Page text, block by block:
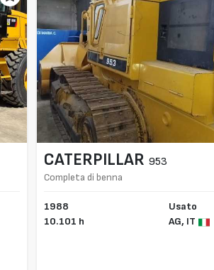
CATERPILLAR 953
Completa di benna
1988
10.101 h
Usato
AG, IT